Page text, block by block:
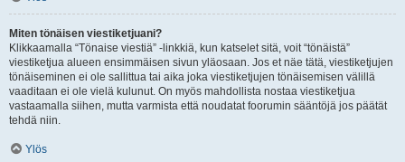
Miten tönäisen viestiketjuani?
Klikkaamalla “Tönaise viestiä” -linkkiä, kun katselet sitä, voit “tönäistä”
viestiketjua alueen ensimmäisen sivun yläosaan. Jos et näe tätä, viestiketjujen
tönäiseminen ei ole sallittua tai aika joka viestiketjujen tönäisemisen välillä
vaaditaan ei ole vielä kulunut. On myös mahdollista nostaa viestiketjua
vastaamalla siihen, mutta varmista että noudatat foorumin sääntöjä jos päätät
tehdä niin.
Ylös